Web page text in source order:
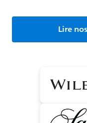
Lire